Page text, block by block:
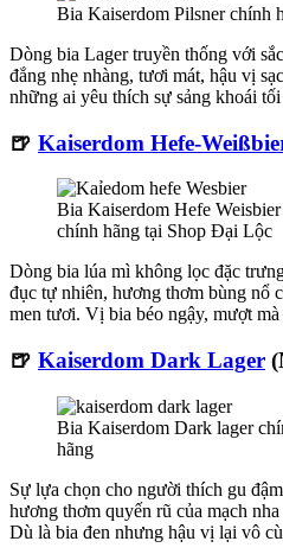
Bia Kaiserdom Pilsner chính
Dòng bia Lager truyền thống với
đắng nhẹ nhàng, tươi mát, hậu vị
những ai yêu thích sự sảng khoái tối
🍺 Kaiserdom Hefe-
Bia Kaiserdom Hefe Weisbier
chính hãng tại Shop Đại Lộc
Dòng bia lúa mì không lọc đặc
đục tự nhiên, hương thơm bùng nổ
men tươi. Vị bia béo ngậy, mượt
🍺 Kaiserdom Dark Lager
Bia Kaiserdom Dark lager
hãng
Sự lựa chọn cho người thích gu
hương thơm quyến rũ của mạch
Dù là bia đen nhưng hậu vị lại vô